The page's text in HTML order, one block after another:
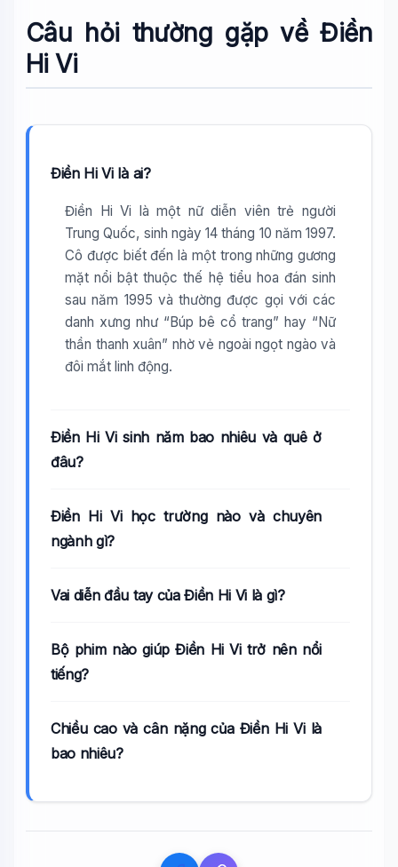
Câu hỏi thường gặp về Điền
Hi Vi
Điền Hi Vi là ai?
Điền Hi Vi là một nữ diễn viên trẻ người
Trung Quốc, sinh ngày 14 tháng 10 năm 1997.
Cô được biết đến là một trong những gương
mặt nổi bật thuộc thế hệ tiểu hoa đán sinh
sau năm 1995 và thường được gọi với các
danh xưng như “Búp bê cổ trang” hay “Nữ
thần thanh xuân” nhờ vẻ ngoài ngọt ngào và
đôi mắt linh động.
Điền Hi Vi sinh năm bao nhiêu và quê ở
đâu?
Điền Hi Vi học trường nào và chuyên
ngành gì?
Vai diễn đầu tay của Điền Hi Vi là gì?
Bộ phim nào giúp Điền Hi Vi trở nên nổi
tiếng?
Chiều cao và cân nặng của Điền Hi Vi là
bao nhiêu?